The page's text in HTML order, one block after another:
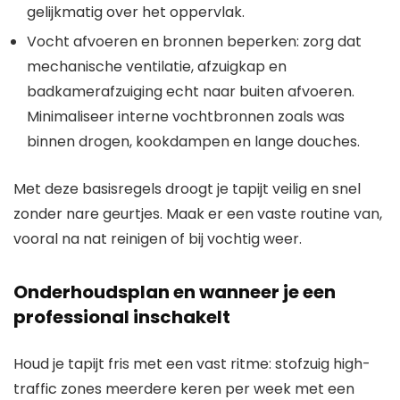
gelijkmatig over het oppervlak.
Vocht afvoeren en bronnen beperken: zorg dat
mechanische ventilatie, afzuigkap en
badkamerafzuiging echt naar buiten afvoeren.
Minimaliseer interne vochtbronnen zoals was
binnen drogen, kookdampen en lange douches.
Met deze basisregels droogt je tapijt veilig en snel
zonder nare geurtjes. Maak er een vaste routine van,
vooral na nat reinigen of bij vochtig weer.
Onderhoudsplan en wanneer je een
professional inschakelt
Houd je tapijt fris met een vast ritme: stofzuig high-
traffic zones meerdere keren per week met een